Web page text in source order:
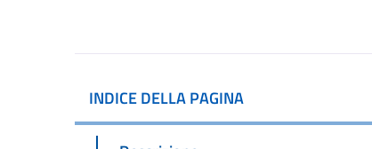
INDICE DELLA PAGINA